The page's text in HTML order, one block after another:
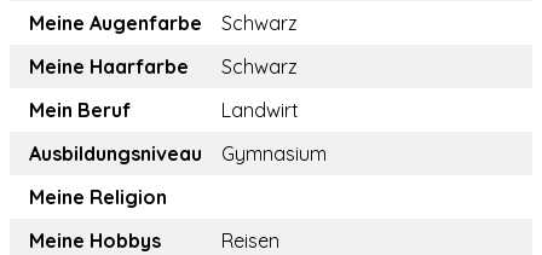
Meine Augenfarbe
Schwarz
Meine Haarfarbe
Schwarz
Mein Beruf
Landwirt
Ausbildungsniveau
Gymnasium
Meine Religion
Meine Hobbys
Reisen